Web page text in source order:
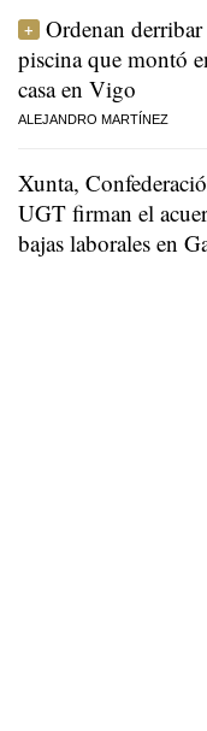
Ordenan
piscina que montó
casa en Vigo
ALEJANDRO MARTÍNEZ
Xunta,
UGT firman el
bajas laborales en